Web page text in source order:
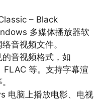
– Black
多媒体播放器软
音视频文件。
音视频格式，如
等。支持字幕渲
电脑上播放电影、电视